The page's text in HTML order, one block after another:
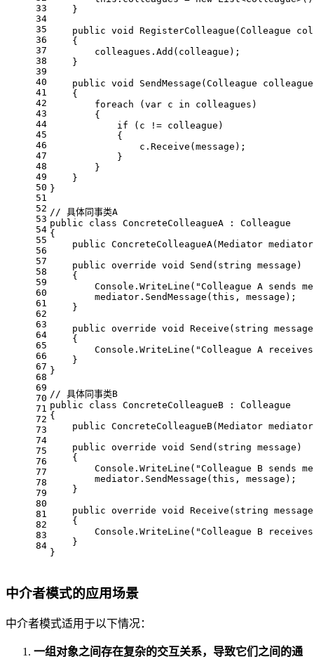
33
34
35
36
37
38
39
40
41
42
43
44
45
46
47
48
49
50
51
52
53
54
55
56
57
58
59
60
61
62
63
64
65
66
67
68
69
70
71
72
73
74
75
76
77
78
79
80
81
82
83
84
    }
public void RegisterColleague ( Colleague
    {
        colleagues.Add(colleague);
    }
public void SendMessage ( Colleague
    {
foreach ( var c in colleagues)
        {
if (c != colleague)
            {
                c.Receive(message);
            }
        }
    }
}
// 具体同事类A
public
class ConcreteColleagueA : Colleague
{
public ConcreteColleagueA( Mediator mediator
public override void Send ( string message )
    {
        Console.WriteLine(
"Colleague A sends
        mediator.SendMessage(
this , message);
    }
public override void Receive ( string message
    {
        Console.WriteLine(
"Colleague A
    }
}
// 具体同事类B
public
class ConcreteColleagueB : Colleague
{
public ConcreteColleagueB( Mediator mediator
public override void Send ( string message )
    {
        Console.WriteLine(
"Colleague B sends
        mediator.SendMessage(
this , message);
    }
public override void Receive ( string message
    {
        Console.WriteLine(
"Colleague B
    }
}
中介者模式的应用场景
中介者模式适用于以下情况：
一组对象之间存在复杂的交互关系，导致它们之间的通